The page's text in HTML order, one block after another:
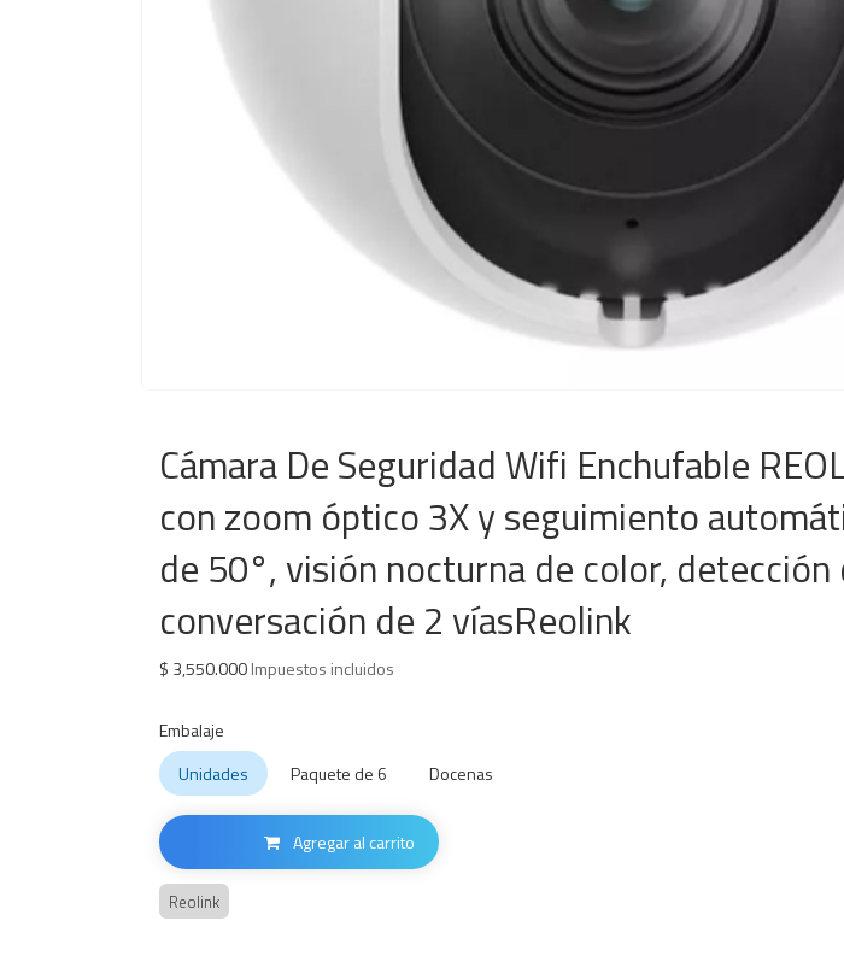
Cámara De Seguridad Wifi Enchufable
con zoom óptico 3X y seguimiento
de 50°, visión nocturna de color,
conversación de 2 víasReolink
$ 3,550.000Impuestos incluidos
Embalaje
Unidades
Paquete de 6 Docenas
Agregar al carrito
Reolink